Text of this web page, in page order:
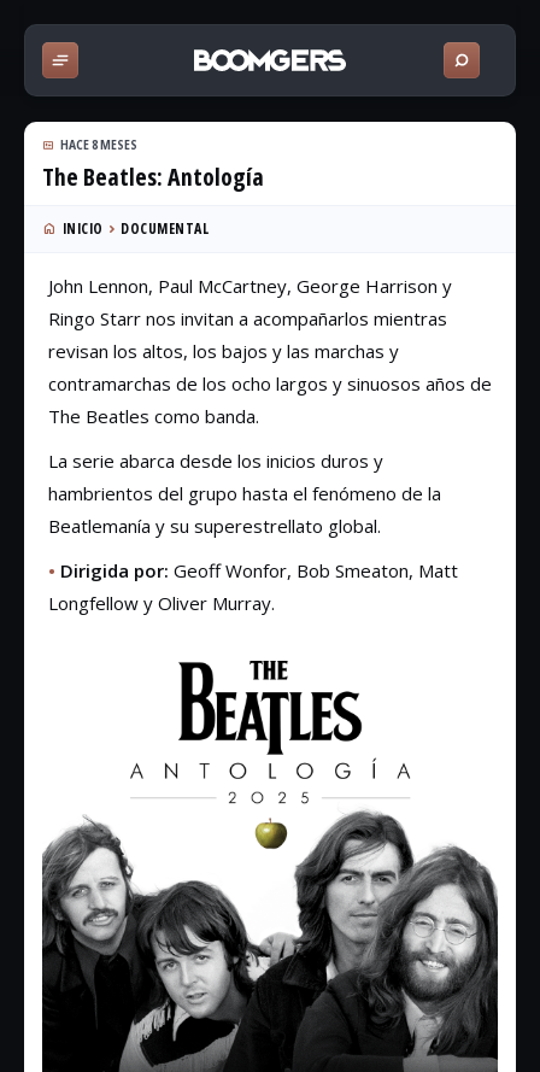
HACE 8 MESES
The Beatles: Antología
INICIO DOCUMENTAL
John Lennon, Paul McCartney, George Harrison y
Ringo Starr nos invitan a acompañarlos mientras
revisan los altos, los bajos y las marchas y
contramarchas de los ocho largos y sinuosos años de
The Beatles como banda.
La serie abarca desde los inicios duros y
hambrientos del grupo hasta el fenómeno de la
Beatlemanía y su superestrellato global.
• Dirigida por: Geoff Wonfor, Bob Smeaton, Matt
Longfellow y Oliver Murray.